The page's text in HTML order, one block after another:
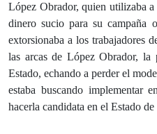
López Obrador, quien utilizaba a
dinero sucio para su campaña
extorsionaba a los trabajadores
las arcas de López Obrador, la
Estado, echando a perder el
estaba buscando implementar
hacerla candidata en el Estado